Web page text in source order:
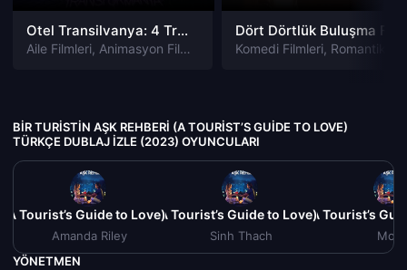
Otel Transilvanya: 4 Transformanya izle
Aile Filmleri, Animasyon Filmleri Fantastik Filmleri,Komedi
Komedi Filmleri, Romantik Filmleri
BIR TURISTIN AŞK REHBERI (A TOURIST’S GUIDE TO LOVE)
TÜRKÇE DUBLAJ IZLE (2023) OYUNCULARI
Tourist’s Guide to Love) Türkçe Dublaj izle (2023)
Amanda Riley
Bir Turistin Aşk Rehberi (A Tourist’s Guide to Love) Türkçe
Sinh Thach
Bir Turistin Aşk Rehberi (A Tourist’s
Bir Turistin Aşk
YÖNETMEN